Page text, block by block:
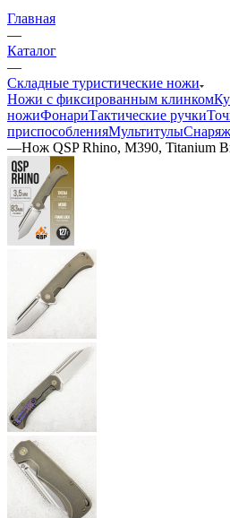
Главная
—
Каталог
—
Складные туристические ножи
Ножи с фиксированным клинком
ножиФонариТактические ручки
приспособленияМультитулы
—Нож QSP Rhino, M390, Titanium